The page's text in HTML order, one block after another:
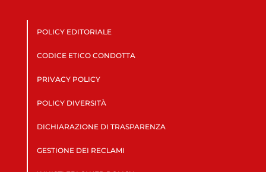
POLICY EDITORIALE
CODICE ETICO CONDOTTA
PRIVACY POLICY
POLICY DIVERSITÀ
DICHIARAZIONE DI TRASPARENZA
GESTIONE DEI RECLAMI